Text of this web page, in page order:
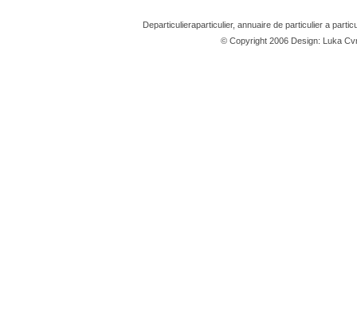
Departiculieraparticulier, annuaire de particulier a
© Copyright 2006 Design: Luka